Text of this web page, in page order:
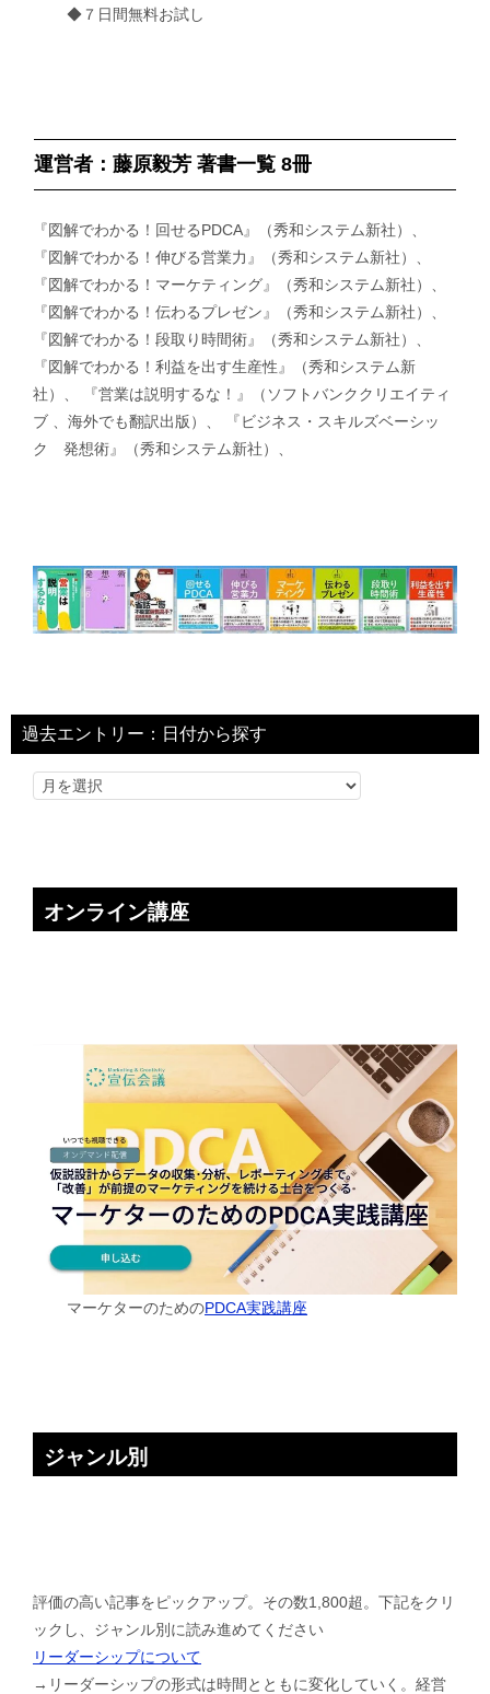
◆７日間無料お試し
運営者：藤原毅芳 著書一覧 8冊
『図解でわかる！回せるPDCA』（秀和システム新社）、
『図解でわかる！伸びる営業力』（秀和システム新社）、
『図解でわかる！マーケティング』（秀和システム新社）、
『図解でわかる！伝わるプレゼン』（秀和システム新社）、
『図解でわかる！段取り時間術』（秀和システム新社）、
『図解でわかる！利益を出す生産性』（秀和システム新
社）、 『営業は説明するな！』（ソフトバンククリエイティ
ブ 、海外でも翻訳出版）、 『ビジネス・スキルズベーシッ
ク 発想術』（秀和システム新社）、
過去エントリー：日付から探す
オンライン講座
マーケターのためのPDCA実践講座
ジャンル別
評価の高い記事をピックアップ。その数1,800超。下記をクリ
ックし、ジャンル別に読み進めてください
リーダーシップについて
→リーダーシップの形式は時間とともに変化していく。経営